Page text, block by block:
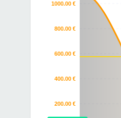
1000.00 €
800.00 €
600.00 €
400.00 €
200.00 €